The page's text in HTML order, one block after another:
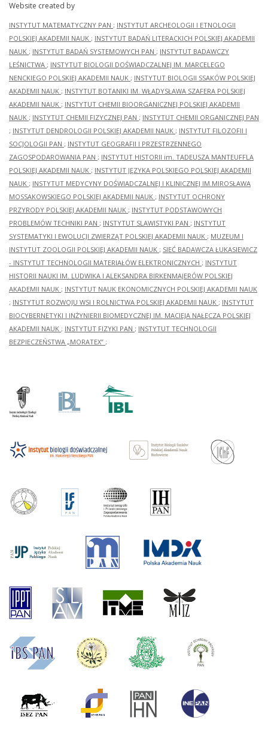
Website created by
INSTYTUT MATEMATYCZNY PAN ; INSTYTUT ARCHEOLOGII I ETNOLOGII
POLSKIEJ AKADEMII NAUK ; INSTYTUT BADAŃ LITERACKICH POLSKIEJ AKADEMII
NAUK ; INSTYTUT BADAŃ SYSTEMOWYCH PAN ; INSTYTUT BADAWCZY
LEŚNICTWA ; INSTYTUT BIOLOGII DOŚWIADCZALNEJ IM. MARCELEGO
NENCKIEGO POLSKIEJ AKADEMII NAUK ; INSTYTUT BIOLOGII SSAKÓW POLSKIEJ
AKADEMII NAUK ; INSTYTUT BOTANIKI IM. WŁADYSŁAWA SZAFERA POLSKIEJ
AKADEMII NAUK ; INSTYTUT CHEMII BIOORGANICZNEJ POLSKIEJ AKADEMII
NAUK ; INSTYTUT CHEMII FIZYCZNEJ PAN ; INSTYTUT CHEMII ORGANICZNEJ PAN
; INSTYTUT DENDROLOGII POLSKIEJ AKADEMII NAUK ; INSTYTUT FILOZOFII I
SOCJOLOGII PAN ; INSTYTUT GEOGRAFII I PRZESTRZENNEGO
ZAGOSPODAROWANIA PAN ; INSTYTUT HISTORII im. TADEUSZA MANTEUFFLA
POLSKIEJ AKADEMII NAUK ; INSTYTUT JĘZYKA POLSKIEGO POLSKIEJ AKADEMII
NAUK ; INSTYTUT MEDYCYNY DOŚWIADCZALNEJ I KLINICZNEJ IM.MIROSŁAWA
MOSSAKOWSKIEGO POLSKIEJ AKADEMII NAUK ; INSTYTUT OCHRONY
PRZYRODY POLSKIEJ AKADEMII NAUK ; INSTYTUT PODSTAWOWYCH
PROBLEMÓW TECHNIKI PAN ; INSTYTUT SLAWISTYKI PAN ; INSTYTUT
SYSTEMATYKI I EWOLUCJI ZWIERZĄT POLSKIEJ AKADEMII NAUK ; MUZEUM I
INSTYTUT ZOOLOGII POLSKIEJ AKADEMII NAUK ; SIEĆ BADAWCZA ŁUKASIEWICZ
- INSTYTUT TECHNOLOGII MATERIAŁÓW ELEKTRONICZNYCH ; INSTYTUT
HISTORII NAUKI IM. LUDWIKA I ALEKSANDRA BIRKENMAJERÓW POLSKIEJ
AKADEMII NAUK ; INSTYTUT NAUK EKONOMICZNYCH POLSKIEJ AKADEMII NAUK
; INSTYTUT ROZWOJU WSI I ROLNICTWA POLSKIEJ AKADEMII NAUK ; INSTYTUT
BIOCYBERNETYKI I INŻYNIERII BIOMEDYCZNEJ IM. MACIEJA NAŁĘCZA POLSKIEJ
AKADEMII NAUK ; INSTYTUT FIZYKI PAN ; INSTYTUT TECHNOLOGII
BEZPIECZEŃSTWA „MORATEX” ;